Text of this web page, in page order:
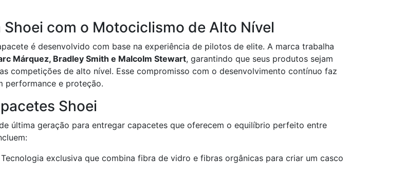
com o Motociclismo de Alto Nível
é desenvolvido com base na experiência de pilotos de elite. A marca trabalha
Márquez, Bradley Smith e Malcolm Stewart, garantindo que seus produtos sejam
competições de alto nível. Esse compromisso com o desenvolvimento contínuo faz
performance e proteção.
Shoei
última geração para entregar capacetes que oferecem o equilíbrio perfeito entre
Tecnologia exclusiva que combina fibra de vidro e fibras orgânicas para criar um casco